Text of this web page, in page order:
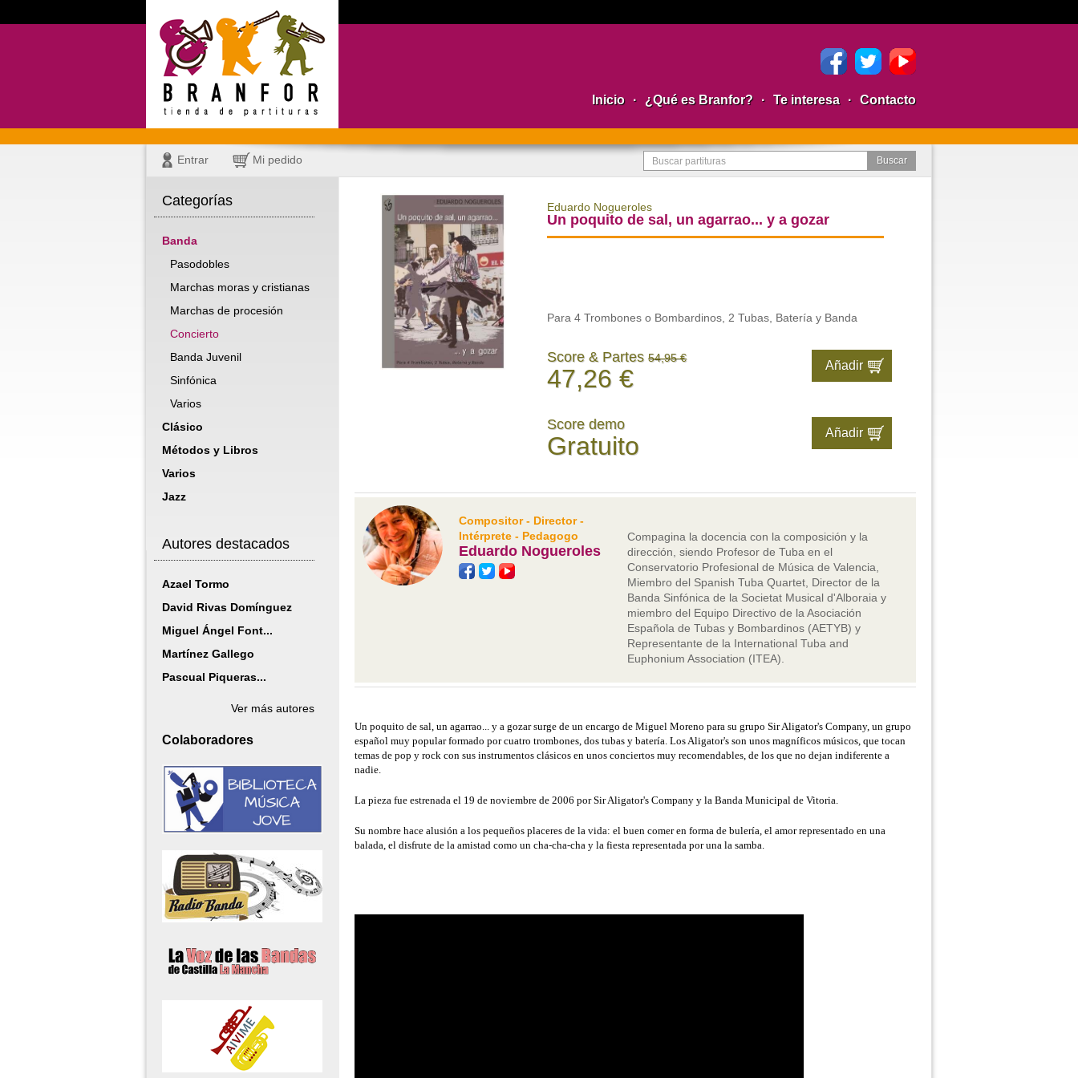
Inicio · ¿Qué es Branfor? · Te interesa · Contacto
Entrar Mi pedido
Categorías
Banda
Pasodobles
Marchas moras y cristianas
Marchas de procesión
Concierto
Banda Juvenil
Sinfónica
Varios
Clásico
Métodos y Libros
Varios
Jazz
Autores destacados
Azael Tormo
David Rivas Domínguez
Miguel Ángel Font...
Martínez Gallego
Pascual Piqueras...
Ver más autores
Colaboradores
Eduardo Nogueroles
Un poquito de sal, un agarrao... y a gozar
Para 4 Trombones o Bombardinos, 2 Tubas, Batería y Banda
Score & Partes 54,95 €
47,26 €
Score demo
Gratuito
Compositor - Director -
Intérprete - Pedagogo
Eduardo Nogueroles
Compagina la docencia con la composición y la
dirección, siendo Profesor de Tuba en el
Conservatorio Profesional de Música de Valencia,
Miembro del Spanish Tuba Quartet, Director de la
Banda Sinfónica de la Societat Musical d'Alboraia y
miembro del Equipo Directivo de la Asociación
Española de Tubas y Bombardinos (AETYB) y
Representante de la International Tuba and
Euphonium Association (ITEA).
Un poquito de sal, un agarrao... y a gozar surge de un encargo de Miguel Moreno para su grupo Sir Aligator's Company, un grupo
español muy popular formado por cuatro trombones, dos tubas y batería. Los Aligator's son unos magníficos músicos, que tocan
temas de pop y rock con sus instrumentos clásicos en unos conciertos muy recomendables, de los que no dejan indiferente a
nadie.
La pieza fue estrenada el 19 de noviembre de 2006 por Sir Aligator's Company y la Banda Municipal de Vitoria.
Su nombre hace alusión a los pequeños placeres de la vida: el buen comer en forma de bulería, el amor representado en una
balada, el disfrute de la amistad como un cha-cha-cha y la fiesta representada por una la samba.